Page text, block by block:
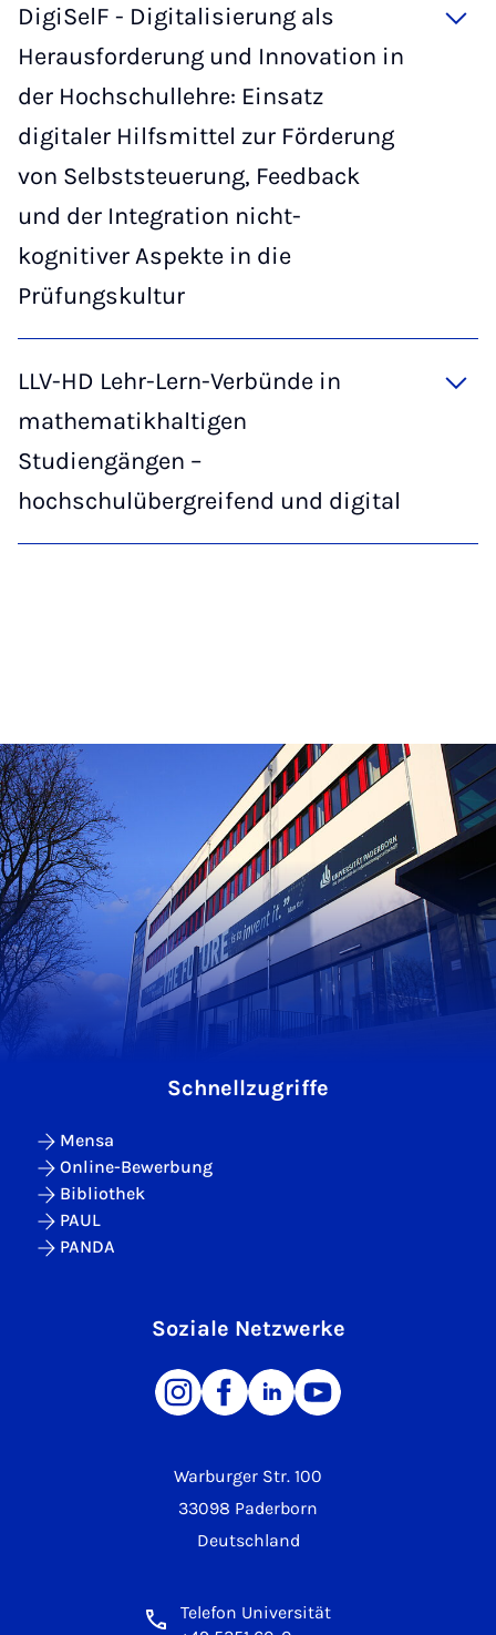
DigiSelF - Digitalisierung als
Herausforderung und Innovation in
der Hochschullehre: Einsatz
digitaler Hilfsmittel zur Förderung
von Selbststeuerung, Feedback
und der Integration nicht-
kognitiver Aspekte in die
Prüfungskultur
LLV-HD Lehr-Lern-Verbünde in
mathematikhaltigen
Studiengängen –
hochschulübergreifend und digital
Warburger Str. 100
33098 Paderborn
Deutschland
Telefon Universität
Schnellzugriffe
Mensa
Online-Bewerbung
Bibliothek
PAUL
PANDA
Soziale Netzwerke